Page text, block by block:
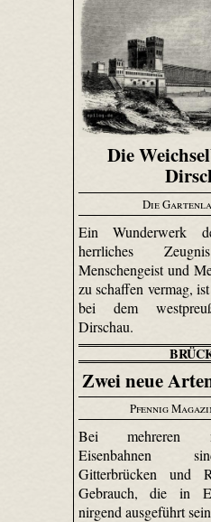
Die
Die
Ein Wunderwerk
herrliches
Menschengeist und
zu schaffen vermag,
bei dem
Dirschau.
Zwei neue
Pfennig
Bei mehreren
Eisenbahnen
Gitterbrücken und
Gebrauch, die in
nirgend ausgeführt